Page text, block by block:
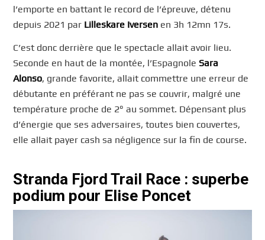
l’emporte en battant le record de l’épreuve, détenu
depuis 2021 par Lilleskare Iversen en 3h 12mn 17s.
C’est donc derrière que le spectacle allait avoir lieu.
Seconde en haut de la montée, l’Espagnole Sara
Alonso, grande favorite, allait commettre une erreur de
débutante en préférant ne pas se couvrir, malgré une
température proche de 2° au sommet. Dépensant plus
d’énergie que ses adversaires, toutes bien couvertes,
elle allait payer cash sa négligence sur la fin de course.
Stranda Fjord Trail Race : superbe
podium pour Elise Poncet